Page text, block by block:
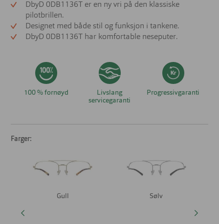
DbyD 0DB1136T er en ny vri på den klassiske
pilotbrillen.
Designet med både stil og funksjon i tankene.
DbyD 0DB1136T har komfortable neseputer.
100 % fornøyd
Livslang
servicegaranti
Progressivgaranti
Farger:
Gull Sølv